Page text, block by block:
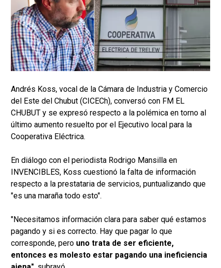
Andrés Koss, vocal de la Cámara de Industria y Comercio
del Este del Chubut (CICECh), conversó con FM EL
CHUBUT y se expresó respecto a la polémica en torno al
último aumento resuelto por el Ejecutivo local para la
Cooperativa Eléctrica.
En diálogo con el periodista Rodrigo Mansilla en
INVENCIBLES, Koss cuestionó la falta de información
respecto a la prestataria de servicios, puntualizando que
"es una maraña todo esto".
"Necesitamos información clara para saber qué estamos
pagando y si es correcto. Hay que pagar lo que
corresponde, pero uno trata de ser eficiente,
entonces es molesto estar pagando una ineficiencia